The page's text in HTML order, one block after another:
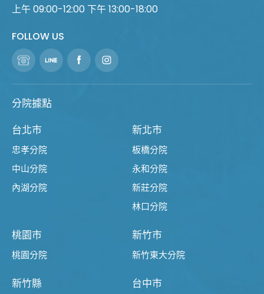
上午 09:00-12:00 下午 13:00-18:00
FOLLOW US
分院據點
台北市
忠孝分院
中山分院
內湖分院
新北市
板橋分院
永和分院
新莊分院
林口分院
桃園市
桃園分院
新竹市
新竹東大分院
新竹縣 台中市